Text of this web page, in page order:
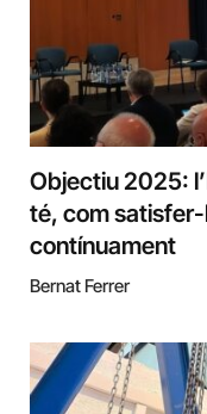
Objectiu 2025:
té, com
contínuament
Bernat Ferrer